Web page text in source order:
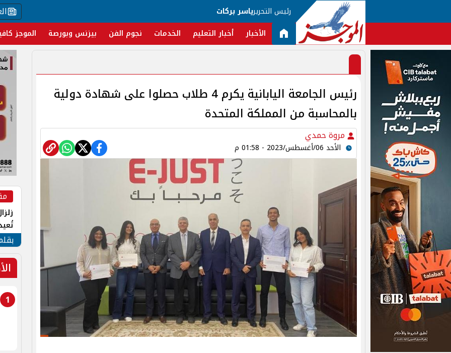
رئيس التحريرياسر بركات
الأخبار أخبار التعليم الخدمات نجوم الفن بيزنس وبورصة الموجز
رئيس الجامعة اليابانية يكرم 4 طلاب حصلوا على شهادة دولية
بالمحاسبة من المملكة المتحدة
مروة حمدي
الأحد 06/أغسطس/2023 - 01:58 م
1